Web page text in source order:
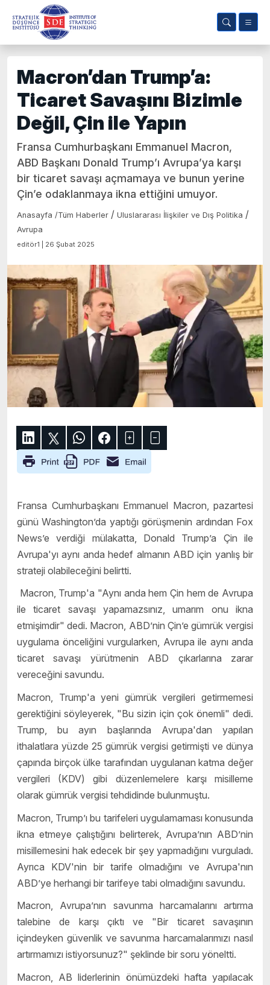
Macron’dan Trump’a:
Ticaret Savaşını Bizimle
Değil, Çin ile Yapın
Fransa Cumhurbaşkanı Emmanuel Macron,
ABD Başkanı Donald Trump’ı Avrupa’ya karşı
bir ticaret savaşı açmamaya ve bunun yerine
Çin’e odaklanmaya ikna ettiğini umuyor.
Anasayfa /Tüm Haberler / Uluslararası İlişkiler ve Dış Politika /
Avrupa
editör1 | 26 Şubat 2025
Fransa Cumhurbaşkanı Emmanuel Macron, pazartesi
günü Washington’da yaptığı görüşmenin ardından Fox
News’e verdiği mülakatta, Donald Trump’a Çin ile
Avrupa'yı aynı anda hedef almanın ABD için yanlış bir
strateji olabileceğini belirtti.
Macron, Trump'a "Aynı anda hem Çin hem de Avrupa
ile ticaret savaşı yapamazsınız, umarım onu ikna
etmişimdir" dedi. Macron, ABD’nin Çin’e gümrük vergisi
uygulama önceliğini vurgularken, Avrupa ile aynı anda
ticaret savaşı yürütmenin ABD çıkarlarına zarar
vereceğini savundu.
Macron, Trump'a yeni gümrük vergileri getirmemesi
gerektiğini söyleyerek, "Bu sizin için çok önemli" dedi.
Trump, bu ayın başlarında Avrupa'dan yapılan
ithalatlara yüzde 25 gümrük vergisi getirmişti ve dünya
çapında birçok ülke tarafından uygulanan katma değer
vergileri (KDV) gibi düzenlemelere karşı misilleme
olarak gümrük vergisi tehdidinde bulunmuştu.
Macron, Trump’ı bu tarifeleri uygulamaması konusunda
ikna etmeye çalıştığını belirterek, Avrupa’nın ABD’nin
misillemesini hak edecek bir şey yapmadığını vurguladı.
Ayrıca KDV'nin bir tarife olmadığını ve Avrupa'nın
ABD’ye herhangi bir tarifeye tabi olmadığını savundu.
Macron, Avrupa’nın savunma harcamalarını artırma
talebine de karşı çıktı ve "Bir ticaret savaşının
içindeyken güvenlik ve savunma harcamalarımızı nasıl
artırmamızı istiyorsunuz?" şeklinde bir soru yöneltti.
Macron, AB liderlerinin önümüzdeki hafta yapılacak